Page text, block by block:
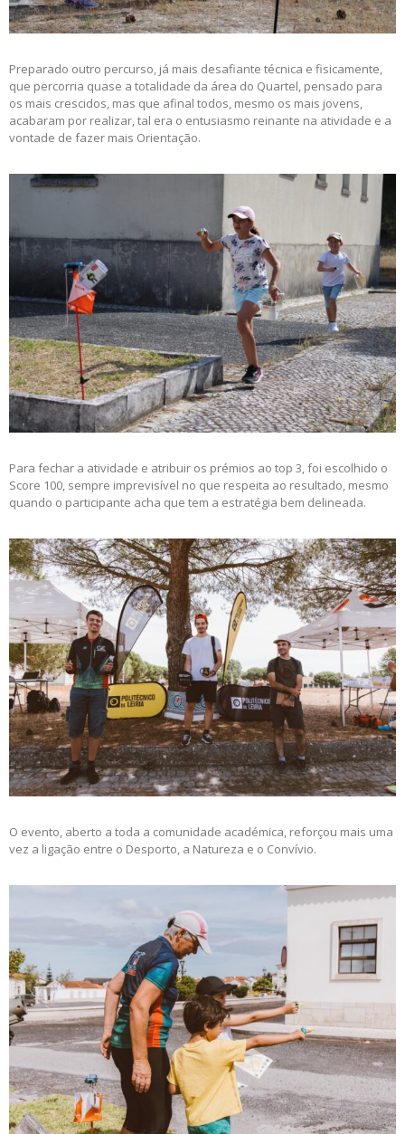
Preparado outro percurso, já mais desafiante técnica e fisicamente,
que percorria quase a totalidade da área do Quartel, pensado para
os mais crescidos, mas que afinal todos, mesmo os mais jovens,
acabaram por realizar, tal era o entusiasmo reinante na atividade e a
vontade de fazer mais Orientação.
Para fechar a atividade e atribuir os prémios ao top 3, foi escolhido o
Score 100, sempre imprevisível no que respeita ao resultado, mesmo
quando o participante acha que tem a estratégia bem delineada.
O evento, aberto a toda a comunidade académica, reforçou mais uma
vez a ligação entre o Desporto, a Natureza e o Convívio.